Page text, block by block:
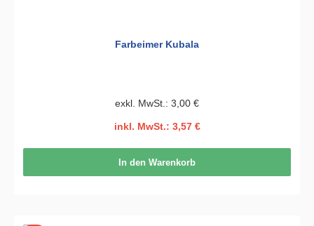
Farbeimer Kubala
exkl. MwSt.: 3,00 €
inkl. MwSt.: 3,57 €
In den Warenkorb